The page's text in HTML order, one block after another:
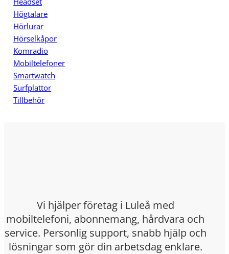
Högtalare
Hörlurar
Hörselkåpor
Komradio
Mobiltelefoner
Smartwatch
Surfplattor
Tillbehör
Vi hjälper företag i Luleå med
mobiltelefoni, abonnemang, hårdvara och
service. Personlig support, snabb hjälp och
lösningar som gör din arbetsdag enklare.